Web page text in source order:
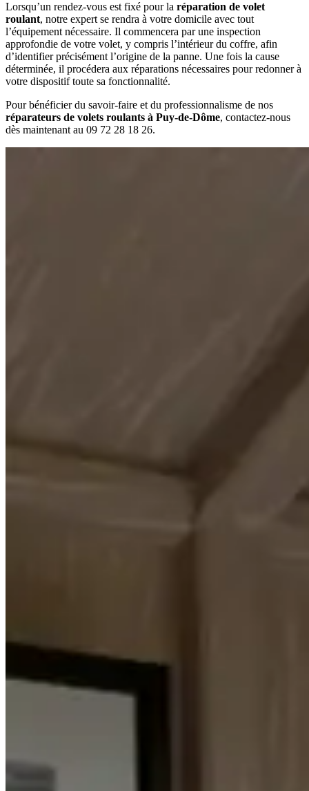
Lorsqu’un rendez-vous est fixé pour la réparation de volet
roulant, notre expert se rendra à votre domicile avec tout
l’équipement nécessaire. Il commencera par une inspection
approfondie de votre volet, y compris l’intérieur du coffre, afin
d’identifier précisément l’origine de la panne. Une fois la cause
déterminée, il procédera aux réparations nécessaires pour redonner à
votre dispositif toute sa fonctionnalité.
Pour bénéficier du savoir-faire et du professionnalisme de nos
réparateurs de volets roulants à Puy-de-Dôme, contactez-nous
dès maintenant au 09 72 28 18 26.